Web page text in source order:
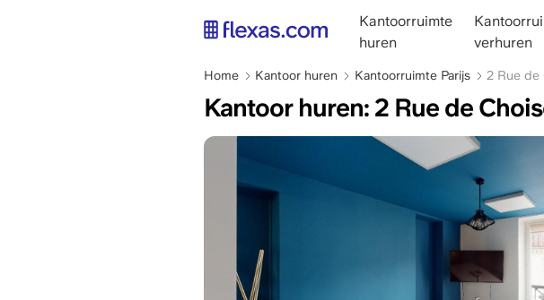
main
navigation
Kantoorruimte
huren
verhuren
Kruimelpad
Home Kantoor huren Kantoorruimte Parijs 2 Rue de
Kantoor huren: 2 Rue de